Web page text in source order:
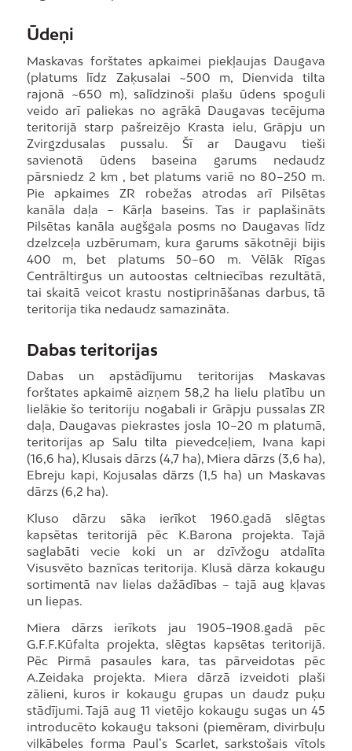
Ūdeņi
Maskavas forštates apkaimei piekļaujas Daugava
(platums līdz Zaķusalai ~500 m, Dienvida tilta
rajonā ~650 m), salīdzinoši plašu ūdens spoguli
veido arī paliekas no agrākā Daugavas tecējuma
teritorijā starp pašreizējo Krasta ielu, Grāpju un
Zvirgzdusalas pussalu. Šī ar Daugavu tieši
savienotā ūdens baseina garums nedaudz
pārsniedz 2 km , bet platums variē no 80–250 m.
Pie apkaimes ZR robežas atrodas arī Pilsētas
kanāla daļa – Kārļa baseins. Tas ir paplašināts
Pilsētas kanāla augšgala posms no Daugavas līdz
dzelzceļa uzbērumam, kura garums sākotnēji bijis
400 m, bet platums 50–60 m. Vēlāk Rīgas
Centrāltirgus un autoostas celtniecības rezultātā,
tai skaitā veicot krastu nostiprināšanas darbus, tā
teritorija tika nedaudz samazināta.
Dabas teritorijas
Dabas un apstādījumu teritorijas Maskavas
forštates apkaimē aizņem 58,2 ha lielu platību un
lielākie šo teritoriju nogabali ir Grāpju pussalas ZR
daļa, Daugavas piekrastes josla 10–20 m platumā,
teritorijas ap Salu tilta pievedceļiem, Ivana kapi
(16,6 ha), Klusais dārzs (4,7 ha), Miera dārzs (3,6 ha),
Ebreju kapi, Kojusalas dārzs (1,5 ha) un Maskavas
dārzs (6,2 ha).
Kluso dārzu sāka ierīkot 1960.gadā slēgtas
kapsētas teritorijā pēc K.Barona projekta. Tajā
saglabāti vecie koki un ar dzīvžogu atdalīta
Visusvēto baznīcas teritorija. Klusā dārza kokaugu
sortimentā nav lielas dažādības – tajā aug kļavas
un liepas.
Miera dārzs ierīkots jau 1905–1908.gadā pēc
G.F.F.Kūfalta projekta, slēgtas kapsētas teritorijā.
Pēc Pirmā pasaules kara, tas pārveidotas pēc
A.Zeidaka projekta. Miera dārzā izveidoti plaši
zālieni, kuros ir kokaugu grupas un daudz puķu
stādījumi. Tajā aug 11 vietējo kokaugu sugas un 45
introducēto kokaugu taksoni (piemēram, divirbuļu
vilkābeles forma Paul’s Scarlet, sarkstošais vītols